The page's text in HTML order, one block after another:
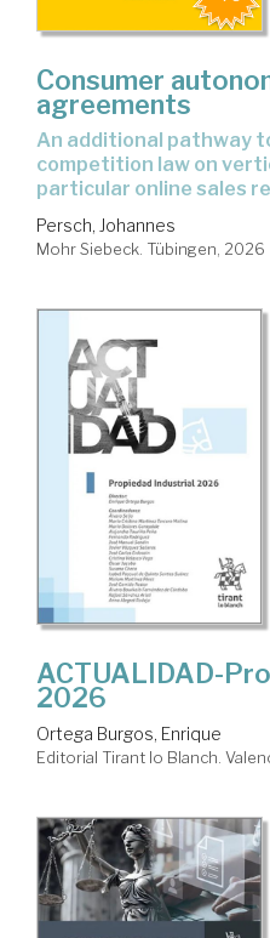
Consumer
agreements
an additional pathway to understanding EU
competition law on
particular online sales
Persch, Johannes
Mohr Siebeck. Tübingen, 2026
ACTUALIDAD-
2026
Ortega Burgos, Enrique
Editorial Tirant lo Blanch.